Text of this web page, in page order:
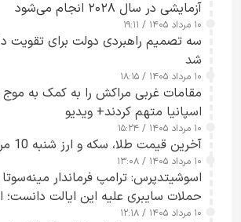
آزمایشی در سال ۲۰۲۸ انجام می‌شود
۱۰ مرداد ۱۴۰۵ / ۱۹:۱۱
سه تصمیم راهبردی دولت برای تقویت
شد
۱۰ مرداد ۱۴۰۵ / ۱۸:۱۵
مقامات غربی مراکش را به کمک به
اسپانیا متهم کردند+ ویدیو
۱۰ مرداد ۱۴۰۵ / ۱۵:۲۴
آخرین قیمت طلا، سکه و ارز شنبه 10 مرداد+ جدول
۱۰ مرداد ۱۴۰۵ / ۱۳:۰۸
اسوشیتدپرس: ترامپ فرماندار
حملات سایبری علیه این ایالت
ارائه نکرد
۱۰ مرداد ۱۴۰۵ / ۱۲:۱۸